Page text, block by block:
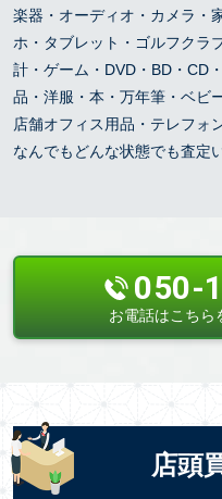
楽器・オーディオ・カメラ・
ホ・タブレット・ゴルフクラ
計・ゲーム・DVD・BD・CD
品・洋服・本・万年筆・ベビ
店舗オフィス用品・テレフォ
なんでもどんな状態でも査定
050-
お電話はこちら
店頭